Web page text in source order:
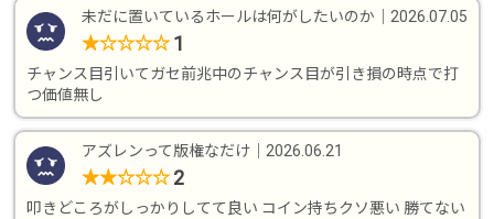
未だに置いているホールは何がしたいのか 2026.07.05
★☆☆☆☆ 1
チャンス目引いてガセ前兆中のチャンス目が引き損の時点で打
つ価値無し
アズレンって版権なだけ 2026.06.21
★★☆☆☆ 2
叩きどころがしっかりしてて良い コイン持ちクソ悪い 勝てない